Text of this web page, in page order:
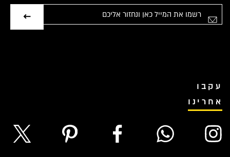
אימייל
עקבו
אחרינו